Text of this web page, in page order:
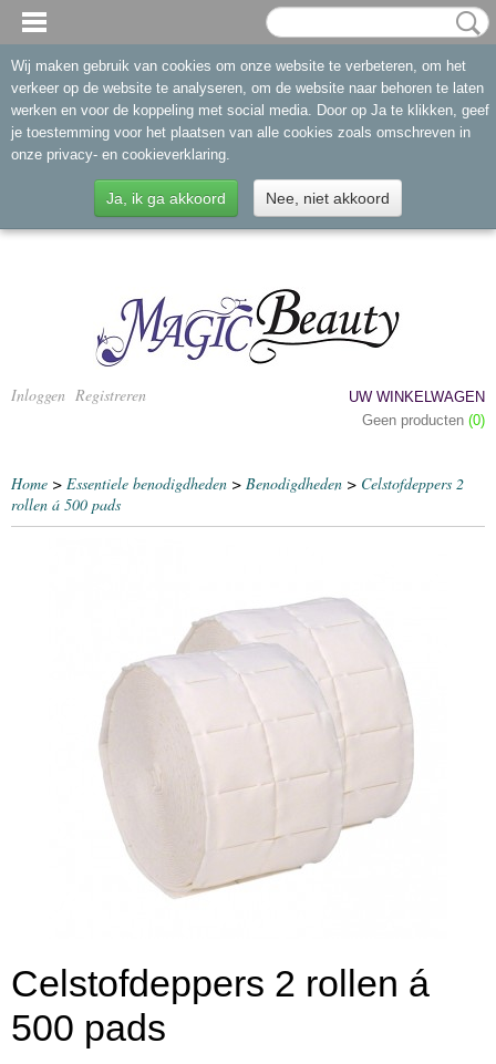
Inloggen Registreren
UW WINKELWAGEN
Geen producten (0)
Home > Essentiele benodigdheden > Benodigdheden > Celstofdeppers 2
rollen á 500 pads
Celstofdeppers 2 rollen á
500 pads
Wij maken gebruik van cookies om onze website te verbeteren, om het
verkeer op de website te analyseren, om de website naar behoren te laten
werken en voor de koppeling met social media. Door op Ja te klikken, geef
je toestemming voor het plaatsen van alle cookies zoals omschreven in
onze privacy- en cookieverklaring.
Ja, ik ga akkoord Nee, niet akkoord